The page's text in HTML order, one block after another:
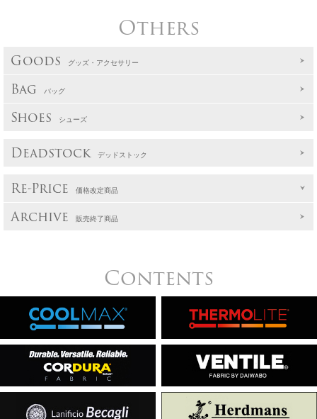
Others
Goods グッズ・アクセサリー
Bag バッグ
Shoes シューズ
Deadstock デッドストック
Re-Price 価格改定商品
Archive 販売終了商品
Contents